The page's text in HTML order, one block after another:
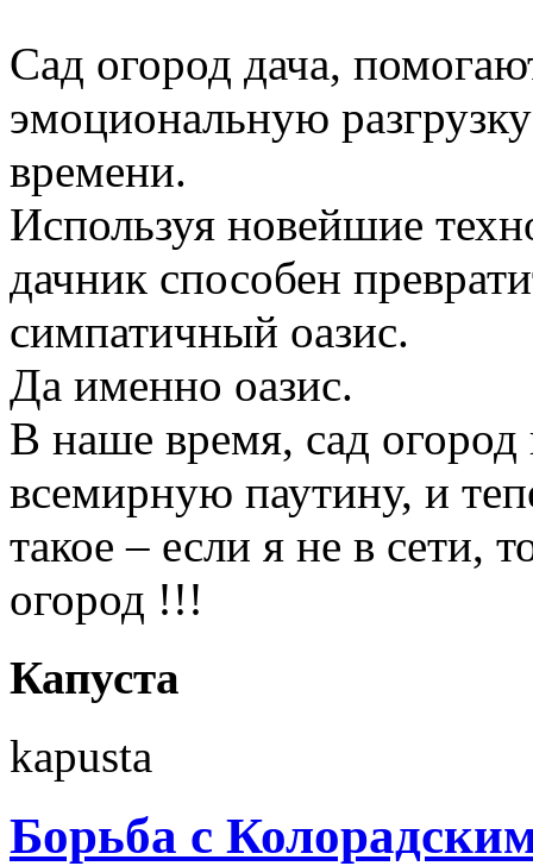
Сад огород дача,
эмоциональную
времени.
Используя новейшие
дачник способен
симпатичный оазис.
Да именно оазис.
В наше время, сад огород
всемирную паутину, и
такое – если я не в сети,
огород !!!
Капуста
kapusta
Борьба с